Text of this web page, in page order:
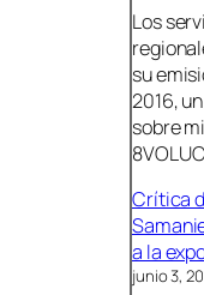
Los
su
2016,
sobre
Crítica
a la
junio 3,